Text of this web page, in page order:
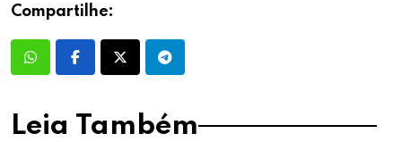
Compartilhe:
Leia Também